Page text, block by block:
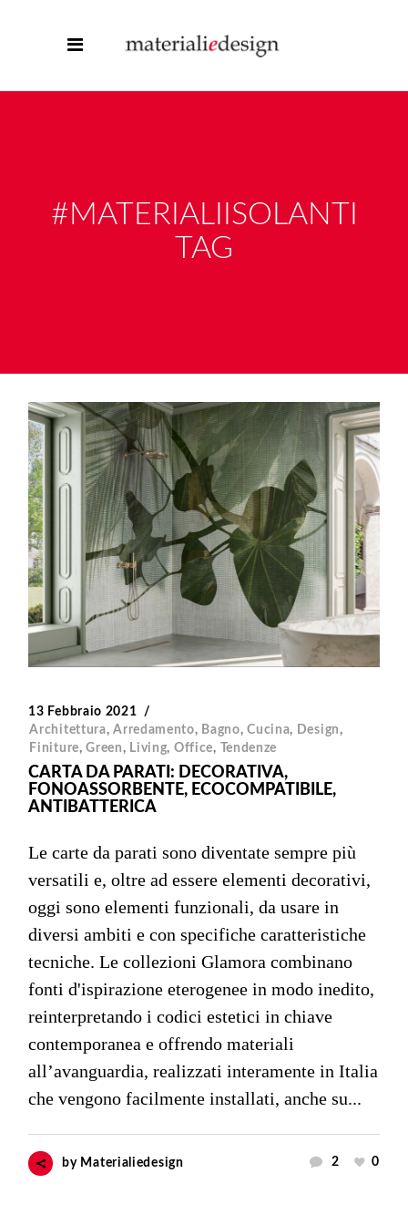
#MATERIALIISOLANTI
TAG
13 Febbraio 2021
Architettura,Arredamento, Bagno,Cucina, Design,
Finiture,Green, Living, Office, Tendenze
CARTA DA PARATI: DECORATIVA,
FONOASSORBENTE, ECOCOMPATIBILE,
ANTIBATTERICA
Le carte da parati sono diventate sempre più
versatili e, oltre ad essere elementi decorativi,
oggi sono elementi funzionali, da usare in
diversi ambiti e con specifiche caratteristiche
tecniche. Le collezioni Glamora combinano
fonti d'ispirazione eterogenee in modo inedito,
reinterpretando i codici estetici in chiave
contemporanea e offrendo materiali
all’avanguardia, realizzati interamente in Italia
che vengono facilmente installati, anche su...
by Materialiedesign 2 0